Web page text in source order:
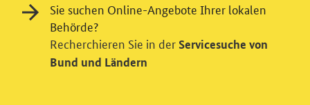
Einwilligung in Tracking und / oder
Sie suchen Online-Angebote Ihrer lokalen
Behörde?
Recherchieren Sie in der Servicesuche von
Bund und Ländern